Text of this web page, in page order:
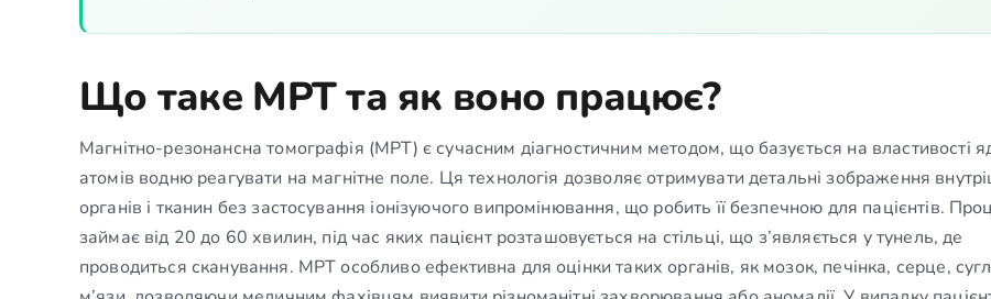
Що таке МРТ та як воно працює?
Магнітно-резонансна томографія (МРТ) є сучасним діагностичним методом, що базується на властивості
атомів водню реагувати на магнітне поле. Ця технологія дозволяє отримувати детальні зображення
органів і тканин без застосування іонізуючого випромінювання, що робить її безпечною для пацієнтів.
займає від 20 до 60 хвилин, під час яких пацієнт розташовується на стільці, що з’являється у тунель, де
проводиться сканування. МРТ особливо ефективна для оцінки таких органів, як мозок, печінка, серце,